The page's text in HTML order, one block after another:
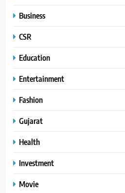
Business
CSR
Education
Entertainment
Fashion
Gujarat
Health
Investment
Movie